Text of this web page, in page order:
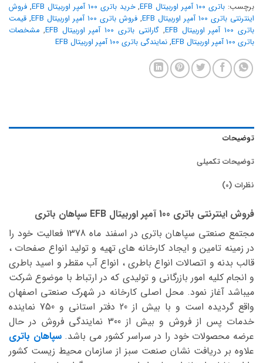
برچسب: باتری 100 آمپر اوربیتال EFB ,خرید باتری 100 آمپر اوربیتال EFB , فروش
اینترنتی باتری 100 آمپر اوربیتال EFB
, فروش باتری 100 آمپر اوربیتال EFB , قیمت
باتری 100 آمپر اوربیتال EFB
,گارانتی باتری 100 آمپر اوربیتال EFB , مشخصات
باتری 100 آمپر اوربیتال EFB
, نمایندگی باتری 100 آمپر اوربیتال EFB
توضیحات
توضیحات تکمیلی
نظرات (0)
فروش اینترنتی باتری 100 آمپر اوربیتال EFB سپاهان باتری
مجتمع صنعتی سپاهان باتری در اسفند ماه 1378 فعالیت خود را
در زمینه تامین و ایجاد کارخانه های تهیه و تولید انواع صفحات ،
قالب بدنه و اتصالات انواع باطری ، انواع آب مقطر و اسید باطری
و انجام کلیه امور بازرگانی و تولیدی که در ارتباط با موضوع شرکت
میباشد آغاز نمود. محل اصلی کارخانه در شهرک صنعتی اصفهان
واقع گردیده است و با بیش از 20 دفتر استانی و 750 نماینده
خدمات پس از فروش و بیش از 300 نمایندگی فروش در حال
عرضه محصولات خود را در سراسر کشور می باشد.سپاهان باتری
علاوه بر دریافت نشان صنعت سبز از سازمان محیط زیست کشور